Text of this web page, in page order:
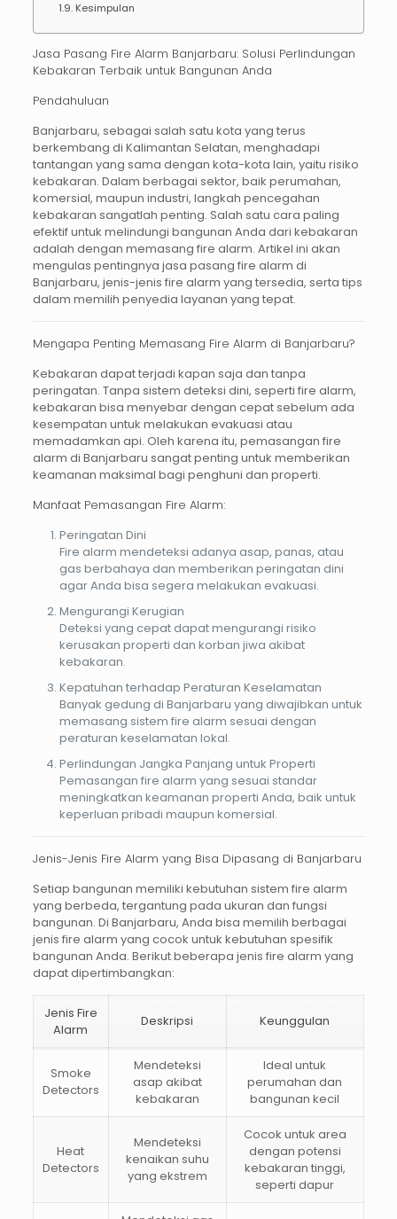
Kesimpulan
Jasa Pasang Fire Alarm Banjarbaru: Solusi Perlindungan
Kebakaran Terbaik untuk Bangunan Anda
Pendahuluan
Banjarbaru, sebagai salah satu kota yang terus
berkembang di Kalimantan Selatan, menghadapi
tantangan yang sama dengan kota-kota lain, yaitu risiko
kebakaran. Dalam berbagai sektor, baik perumahan,
komersial, maupun industri, langkah pencegahan
kebakaran sangatlah penting. Salah satu cara paling
efektif untuk melindungi bangunan Anda dari kebakaran
adalah dengan memasang fire alarm. Artikel ini akan
mengulas pentingnya jasa pasang fire alarm di
Banjarbaru, jenis-jenis fire alarm yang tersedia, serta tips
dalam memilih penyedia layanan yang tepat.
Mengapa Penting Memasang Fire Alarm di Banjarbaru?
Kebakaran dapat terjadi kapan saja dan tanpa
peringatan. Tanpa sistem deteksi dini, seperti fire alarm,
kebakaran bisa menyebar dengan cepat sebelum ada
kesempatan untuk melakukan evakuasi atau
memadamkan api. Oleh karena itu, pemasangan fire
alarm di Banjarbaru sangat penting untuk memberikan
keamanan maksimal bagi penghuni dan properti.
Manfaat Pemasangan Fire Alarm:
Peringatan Dini
Fire alarm mendeteksi adanya asap, panas, atau
gas berbahaya dan memberikan peringatan dini
agar Anda bisa segera melakukan evakuasi.
Mengurangi Kerugian
Deteksi yang cepat dapat mengurangi risiko
kerusakan properti dan korban jiwa akibat
kebakaran.
Kepatuhan terhadap Peraturan Keselamatan
Banyak gedung di Banjarbaru yang diwajibkan untuk
memasang sistem fire alarm sesuai dengan
peraturan keselamatan lokal.
Perlindungan Jangka Panjang untuk Properti
Pemasangan fire alarm yang sesuai standar
meningkatkan keamanan properti Anda, baik untuk
keperluan pribadi maupun komersial.
Jenis-Jenis Fire Alarm yang Bisa Dipasang di Banjarbaru
Setiap bangunan memiliki kebutuhan sistem fire alarm
yang berbeda, tergantung pada ukuran dan fungsi
bangunan. Di Banjarbaru, Anda bisa memilih berbagai
jenis fire alarm yang cocok untuk kebutuhan spesifik
bangunan Anda. Berikut beberapa jenis fire alarm yang
dapat dipertimbangkan:
Jenis Fire
Alarm
Deskripsi Keunggulan
Smoke
Detectors
Mendeteksi
asap akibat
kebakaran
Ideal untuk
perumahan dan
bangunan kecil
Heat
Detectors
Mendeteksi
kenaikan suhu
yang ekstrem
Cocok untuk area
dengan potensi
kebakaran tinggi,
seperti dapur